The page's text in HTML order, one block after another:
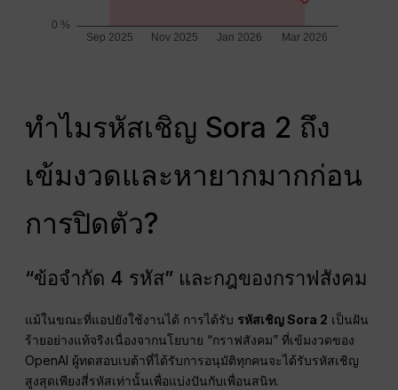
ทำไมรหัสเชิญ Sora 2 ถึง
เข้มงวดและหายากมากก่อน
การปิดตัว?
“ข้อจำกัด 4 รหัส” และกฎของกราฟสังคม
แม้ในขณะที่แอปยังใช้งานได้ การได้รับ รหัสเชิญ Sora 2 เป็นฝัน
ร้ายอย่างแท้จริงเนื่องจากนโยบาย “กราฟสังคม” ที่เข้มงวดของ
OpenAI ผู้ทดสอบเบต้าที่ได้รับการอนุมัติทุกคนจะได้รับรหัสเชิญ
สูงสุดเพียงสี่รหัสเท่านั้นเพื่อแบ่งปันกับเพื่อนสนิท.